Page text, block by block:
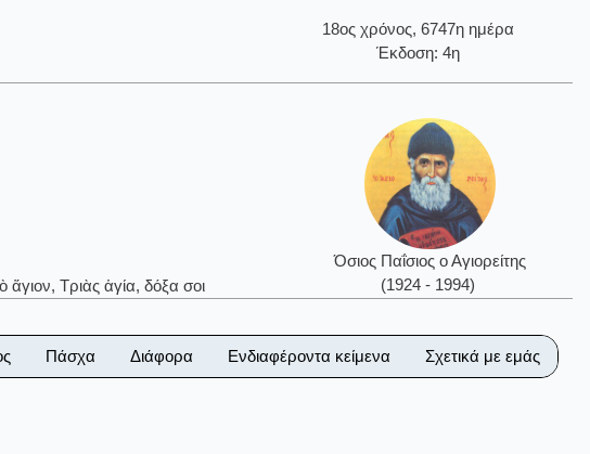
18ος χρόνος, 6747η ημέρα
Έκδοση: 4η
Τριὰς ἁγία, δόξα σοι
Όσιος Παΐσιος ο Αγιορείτης
(1924 - 1994)
Πάσχα Διάφορα Ενδιαφέροντα κείμενα Σχετικά με εμάς